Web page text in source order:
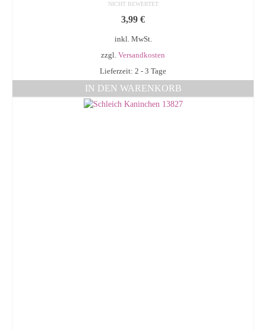
NICHT BEWERTET
3,99 €
inkl. MwSt.
zzgl. Versandkosten
Lieferzeit: 2 - 3 Tage
IN DEN WARENKORB